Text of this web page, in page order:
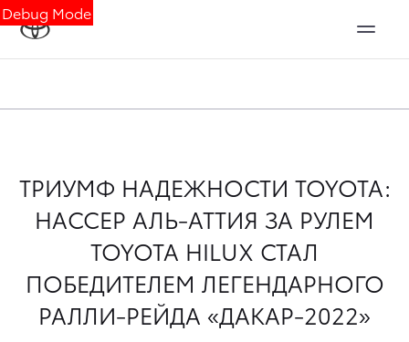
Debug Mode
ТРИУМФ НАДЕЖНОСТИ TOYOTA:
НАССЕР АЛЬ-АТТИЯ ЗА РУЛЕМ
TOYOTA HILUX СТАЛ
ПОБЕДИТЕЛЕМ ЛЕГЕНДАРНОГО
РАЛЛИ-РЕЙДА «ДАКАР-2022»